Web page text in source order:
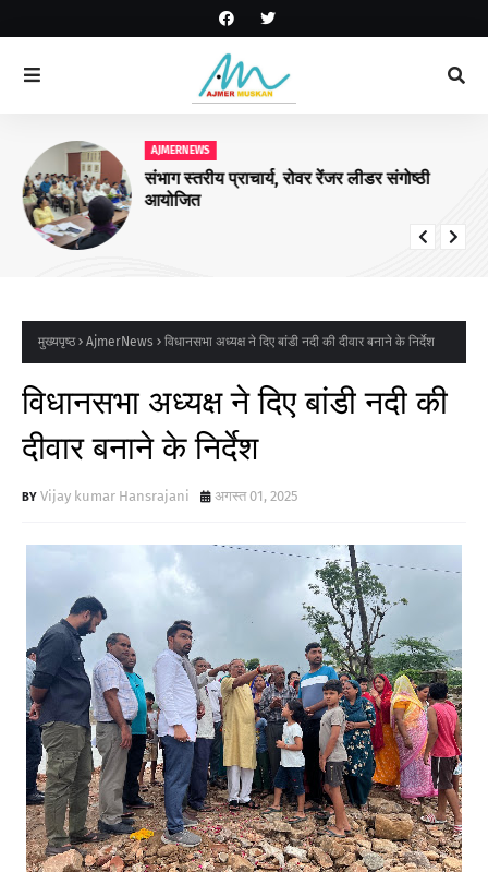
AJMERNEWS
संभाग स्तरीय प्राचार्य, रोवर रेंजर लीडर संगोष्ठी
आयोजित
मुख्यपृष्ठ AjmerNews विधानसभा अध्यक्ष ने दिए बांडी नदी की दीवार बनाने के निर्देश
विधानसभा अध्यक्ष ने दिए बांडी नदी की
दीवार बनाने के निर्देश
Vijay kumar Hansrajani अगस्त 01, 2025